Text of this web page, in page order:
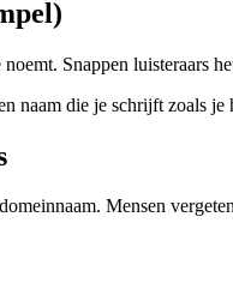
Snappen luisteraars
naam die je schrijft zoals je
Mensen